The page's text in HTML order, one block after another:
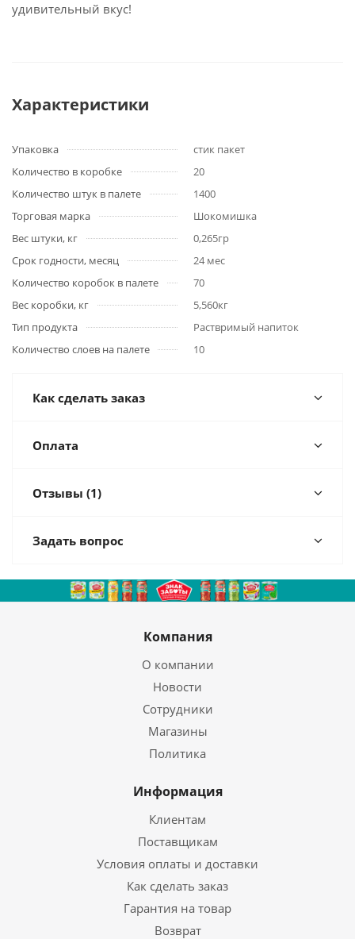
удивительный вкус!
Характеристики
Упаковка
стик пакет
Количество в коробке
20
Количество штук в палете
1400
Торговая марка
Шокомишка
Вес штуки, кг
0,265гр
Срок годности, месяц
24 мес
Количество коробок в палете
70
Вес коробки, кг
5,560кг
Тип продукта
Раствримый напиток
Количество слоев на палете
10
Как сделать заказ
Оплата
Отзывы (1)
Задать вопрос
Компания
О компании
Новости
Сотрудники
Магазины
Политика
Информация
Клиентам
Поставщикам
Условия оплаты и доставки
Как сделать заказ
Гарантия на товар
Возврат